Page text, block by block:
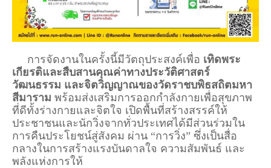
การจัดงานในครั้งนี้มีวัตถุประสงค์เพื่อ เทิดพระ
เกียรติและสืบสานคุณค่าทางประวัติศาสตร์
วัฒนธรรม และจิตวิญญาณของวัดราชบพิธสถิตมหา
สีมาราม พร้อมส่งเสริมการออกกำลังกายเพื่อสุขภาพ
ที่ดีทั้งร่างกายและจิตใจ เปิดพื้นที่สร้างสรรค์ให้
ประชาชนและนักวิ่งจากทั่วประเทศได้มีส่วนร่วมใน
การคืนประโยชน์สู่สังคม ผ่าน “การวิ่ง” ซึ่งเป็นสื่อ
กลางในการสร้างแรงบันดาลใจ ความสัมพันธ์ และ
พลังแห่งการให้